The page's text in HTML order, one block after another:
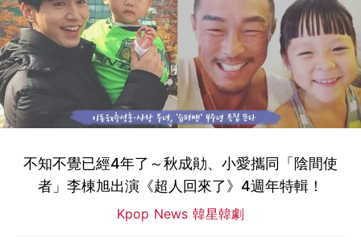
不知不覺已經4年了～秋成勛、小愛攜同「陰間使
者」李棟旭出演《超人回來了》4週年特輯！
Kpop News 韓星韓劇